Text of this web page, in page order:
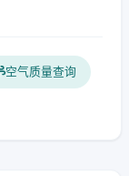
空气质量查询